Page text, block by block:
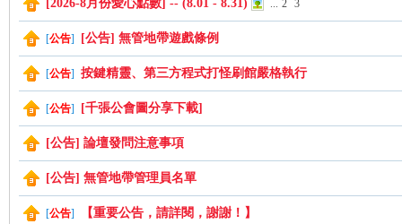
[2026-8月份愛心點數] -- (8.01 - 8.31) ... 2 3
[公告] [公告] 無管地帶遊戲條例
[公告] 按鍵精靈、第三方程式打怪刷館嚴格執行
[公告] [千張公會圖分享下載]
[公告] 論壇發問注意事項
[公告] 無管地帶管理員名單
[公告] 【重要公告，請詳閱，謝謝！】